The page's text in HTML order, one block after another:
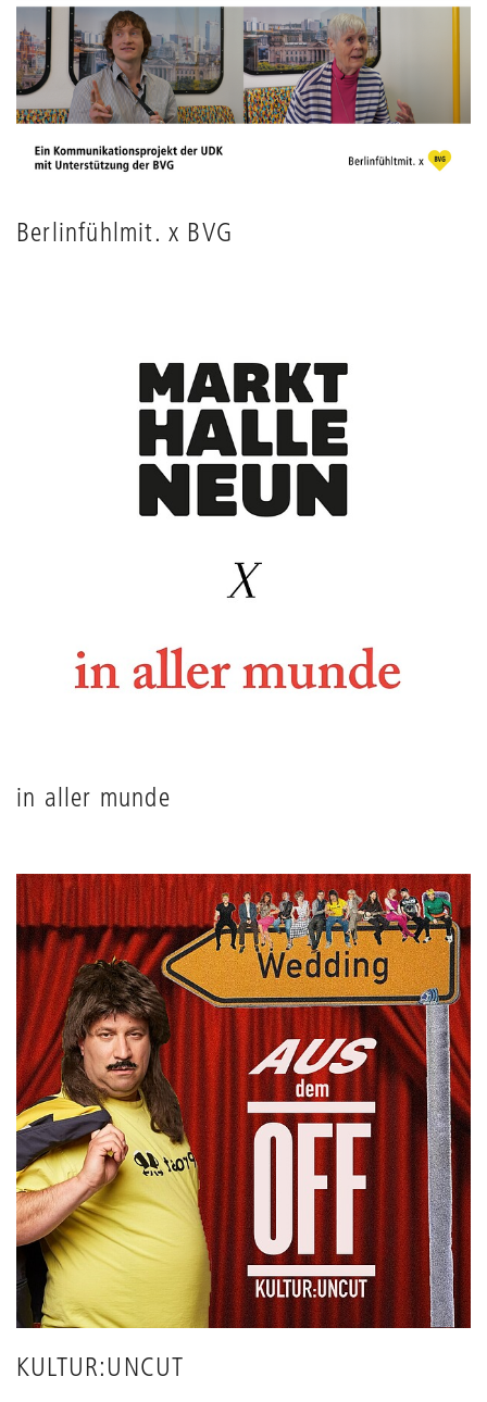
Berlinfühlmit. x BVG
in aller munde
KULTUR:UNCUT